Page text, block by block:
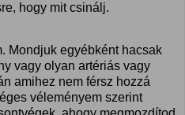
hogy mit csinálj.
Mondjuk egyébként hacsak
vagy olyan artériás vagy
amihez nem férsz hozzá
véleményem szerint